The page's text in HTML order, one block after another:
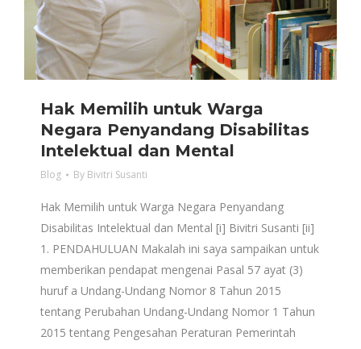
Hak Memilih untuk Warga
Negara Penyandang Disabilitas
Intelektual dan Mental
Blog By Bivitri Susanti
Hak Memilih untuk Warga Negara Penyandang
Disabilitas Intelektual dan Mental [i] Bivitri Susanti [ii]
1. PENDAHULUAN Makalah ini saya sampaikan untuk
memberikan pendapat mengenai Pasal 57 ayat (3)
huruf a Undang-Undang Nomor 8 Tahun 2015
tentang Perubahan Undang-Undang Nomor 1 Tahun
2015 tentang Pengesahan Peraturan Pemerintah